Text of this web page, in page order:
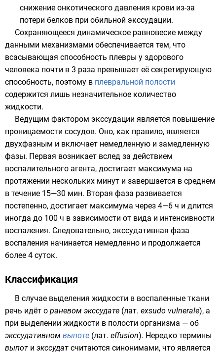
снижение онкотического давления крови из-за
потери белков при обильной экссудации.
Сохраняющееся динамическое равновесие между
данными механизмами обеспечивается тем, что
всасывающая способность плевры у здорового
человека почти в 3 раза превышает её секретирующую
способность, поэтому в плевральной полости
содержится лишь незначительное количество
жидкости.
Ведущим фактором экссудации является повышение
проницаемости сосудов. Оно, как правило, является
двухфазным и включает немедленную и замедленную
фазы. Первая возникает вслед за действием
воспалительного агента, достигает максимума на
протяжении нескольких минут и завершается в среднем
в течение 15—30 мин. Вторая фаза развивается
постепенно, достигает максимума через 4—6 ч и длится
иногда до 100 ч в зависимости от вида и интенсивности
воспаления. Следовательно, экссудативная фаза
воспаления начинается немедленно и продолжается
более 4 суток.
Классификация
В случае выделения жидкости в воспаленные ткани
речь идёт о раневом экссудате (лат. exsudo vulnerale), а
при выделении жидкости в полости организма — об
экссудативном выпоте (лат. effusion). Нередко термины
выпот и экссудат считаются синонимами, что является